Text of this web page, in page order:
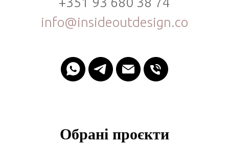
info@insideoutdesign.co
Обрані проєкти